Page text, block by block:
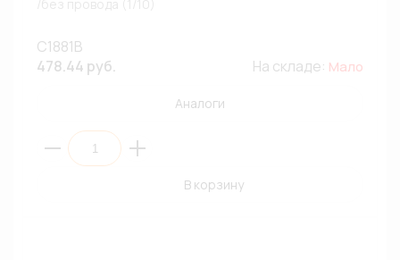
C1881B
478.44 руб.
На складе: Мало
Аналоги
В корзину